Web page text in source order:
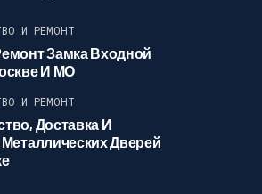
И РЕМОНТ
Замка Входной
И МО
И РЕМОНТ
Доставка И
Металлических Дверей